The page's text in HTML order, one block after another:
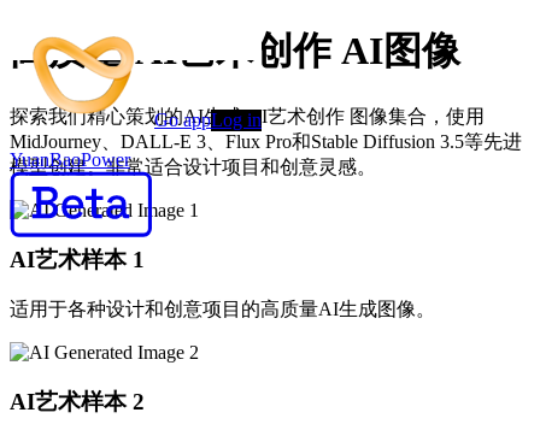
YuanBaoPower
Go appLog in
高质量 AI艺术创作 AI图像
探索我们精心策划的AI生成 AI艺术创作 图像集合，使用
MidJourney、DALL-E 3、Flux Pro和Stable Diffusion 3.5等先进
模型创建。非常适合设计项目和创意灵感。
AI艺术样本 1
适用于各种设计和创意项目的高质量AI生成图像。
AI艺术样本 2